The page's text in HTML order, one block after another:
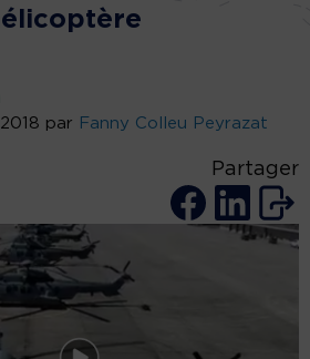
par Fanny Colleu Peyrazat
Partager